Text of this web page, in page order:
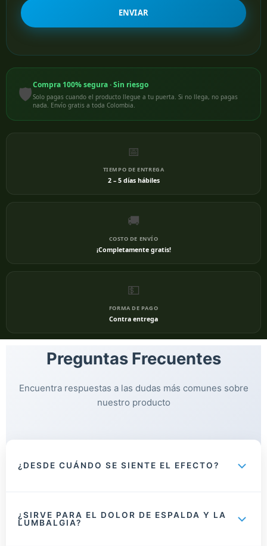
ENVIAR
🛡️Compra 100% segura · Sin riesgo
Solo pagas cuando el producto llegue a tu puerta. Si no llega, no pagas
nada. Envío gratis a toda Colombia.
📅
TIEMPO DE ENTREGA
2 – 5 días hábiles
🚚
COSTO DE ENVÍO
¡Completamente gratis!
💵
FORMA DE PAGO
Contra entrega
Preguntas Frecuentes
Encuentra respuestas a las dudas más comunes sobre
nuestro producto
¿DESDE CUÁNDO SE SIENTE EL EFECTO?
salicilato de metilo.
¿SIRVE PARA EL DOLOR DE ESPALDA Y LA
LUMBALGIA?